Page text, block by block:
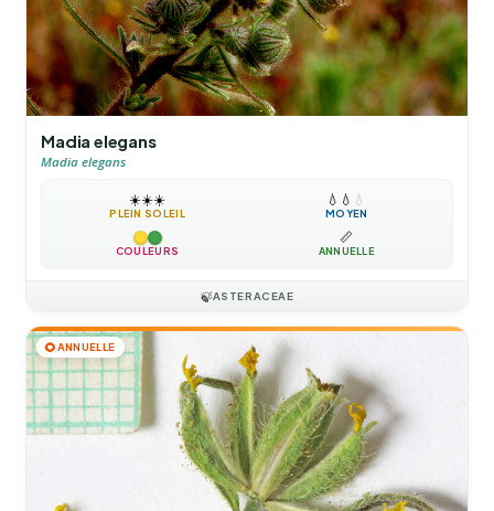
Madia elegans
Madia elegans
☀️☀️☀️
PLEIN SOLEIL
💧 💧 💧
MOYEN
COULEURS
📏
ANNUELLE
🍃ASTERACEAE
🌻ANNUELLE